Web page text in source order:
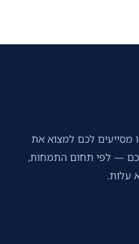
מסייעים לכם למצוא את
— לפי תחום התמחות,
עלות.